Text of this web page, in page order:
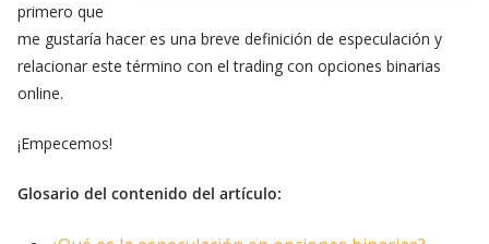
primero que
me gustaría hacer es una breve definición de especulación y
relacionar este término con el trading con opciones binarias
online.
¡Empecemos!
Glosario del contenido del artículo: